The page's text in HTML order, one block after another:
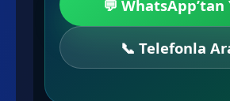
💬 WhatsApp’tan
📞 Telefonla